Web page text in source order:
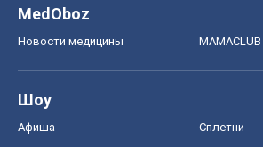
MedOboz
Новости медицины MAMACLUB
Шоу
Афиша Сплетни